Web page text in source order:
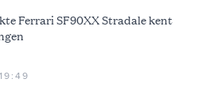
Ferrari SF90XX Stradale kent